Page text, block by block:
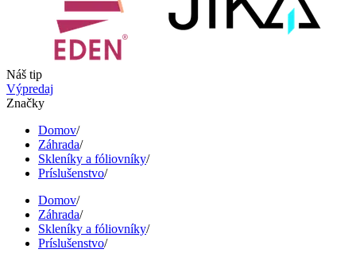
Náš tip
Výpredaj
Značky
Domov/
Záhrada/
Skleníky a fóliovníky/
Príslušenstvo/
Domov/
Záhrada/
Skleníky a fóliovníky/
Príslušenstvo/